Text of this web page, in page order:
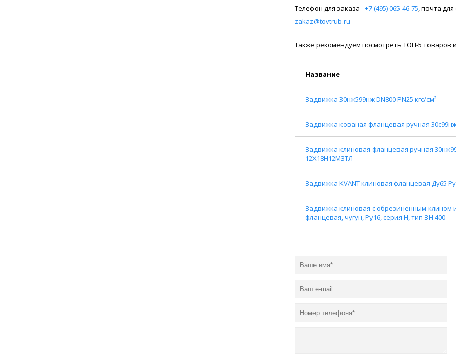
Телефон для заказа -+7 (495) 065-46-75 , почта
zakaz@tovtrub.ru
Также рекомендуем посмотреть ТОП-5 товаров
Название
Задвижка 30нж599нж DN800 PN25 кгс/см²
Задвижка кованая фланцевая ручная 30с99нж
Задвижка клиновая фланцевая ручная
12Х18Н12М3ТЛ
Задвижка KVANT клиновая фланцевая Ду65
Задвижка клиновая с обрезиненным
фланцевая, чугун, Ру16, серия Н, тип ЗН 400